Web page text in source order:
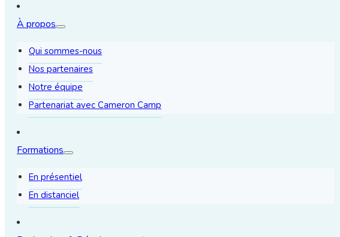
À propos
Qui sommes-nous
Nos partenaires
Notre équipe
Partenariat avec Cameron Camp
Formations
En présentiel
En distanciel